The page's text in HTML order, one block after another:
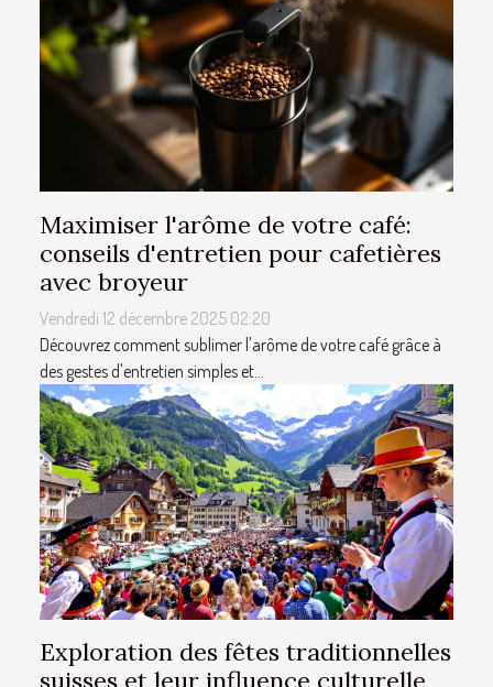
Maximiser l'arôme de votre café:
conseils d'entretien pour cafetières
avec broyeur
Vendredi 12 décembre 2025 02:20
Découvrez comment sublimer l'arôme de votre café grâce à
des gestes d'entretien simples et...
Exploration des fêtes traditionnelles